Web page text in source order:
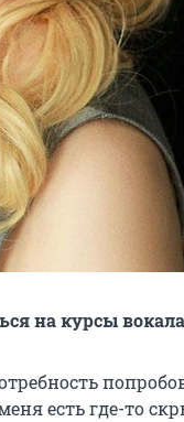
на курсы
есть где-то